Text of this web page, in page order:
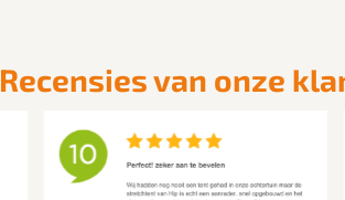
Recensies van onze